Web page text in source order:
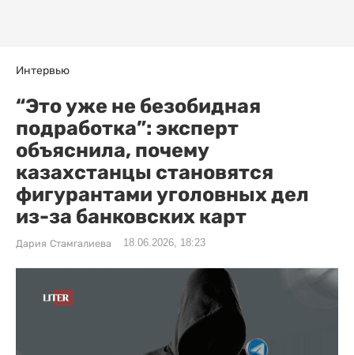
Интервью
“Это уже не безобидная
подработка”: эксперт
объяснила, почему
казахстанцы становятся
фигурантами уголовных дел
из-за банковских карт
Дария Стамгалиева 18.06.2026, 18:23